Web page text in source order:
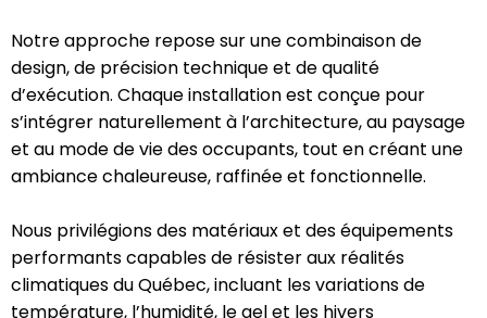
Notre approche repose sur une combinaison de
design, de précision technique et de qualité
d’exécution. Chaque installation est conçue pour
s’intégrer naturellement à l’architecture, au paysage
et au mode de vie des occupants, tout en créant une
ambiance chaleureuse, raffinée et fonctionnelle.
Nous privilégions des matériaux et des équipements
performants capables de résister aux réalités
climatiques du Québec, incluant les variations de
température, l’humidité, le gel et les hivers